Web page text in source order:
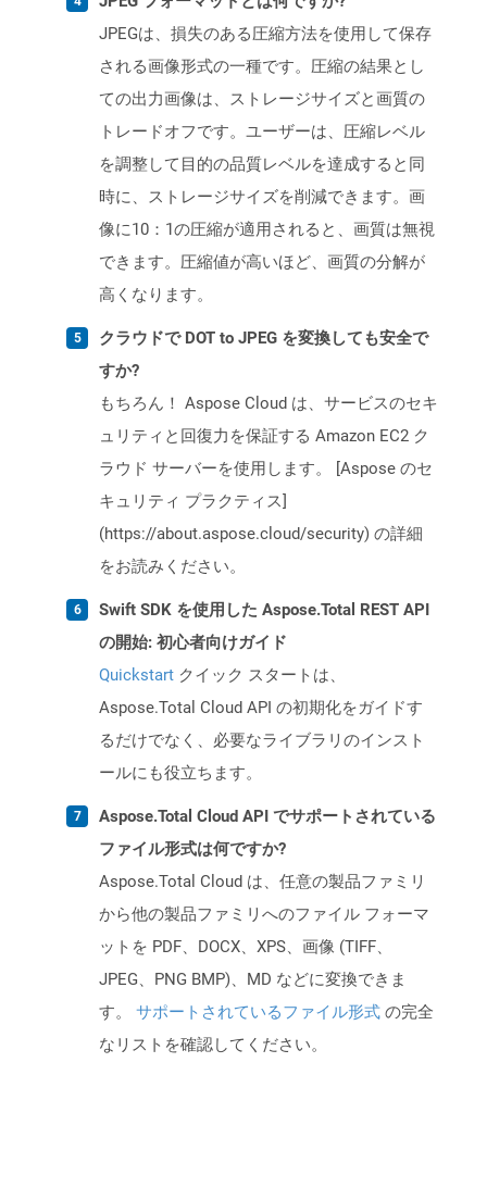
JPEGは、損失のある圧縮方法を使用して保存
される画像形式の一種です。圧縮の結果とし
ての出力画像は、ストレージサイズと画質の
トレードオフです。ユーザーは、圧縮レベル
を調整して目的の品質レベルを達成すると同
時に、ストレージサイズを削減できます。画
像に10：1の圧縮が適用されると、画質は無視
できます。圧縮値が高いほど、画質の分解が
高くなります。
クラウドで DOT to JPEG を変換しても安全で
すか?
もちろん！ Aspose Cloud は、サービスのセキ
ュリティと回復力を保証する Amazon EC2 ク
ラウド サーバーを使用します。 [Aspose のセ
キュリティ プラクティス]
(https://about.aspose.cloud/security) の詳細
をお読みください。
Swift SDK を使用した Aspose.Total REST API
の開始: 初心者向けガイド
Quickstart クイック スタートは、
Aspose.Total Cloud API の初期化をガイドす
るだけでなく、必要なライブラリのインスト
ールにも役立ちます。
Aspose.Total Cloud API でサポートされている
ファイル形式は何ですか?
Aspose.Total Cloud は、任意の製品ファミリ
から他の製品ファミリへのファイル フォーマ
ットを PDF、DOCX、XPS、画像 (TIFF、
JPEG、PNG BMP)、MD などに変換できま
す。 サポートされているファイル形式 の完全
なリストを確認してください。